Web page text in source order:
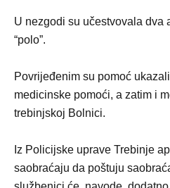
U nezgodi su učestvovala dva
“polo”.
Povrijeđenim su pomoć
medicinske pomoći, a zatim i
trebinjskoj Bolnici.
Iz Policijske uprave Trebinje
saobraćaju da poštuju